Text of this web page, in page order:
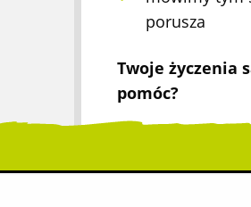
porusza
Twoje życzenia
pomóc?